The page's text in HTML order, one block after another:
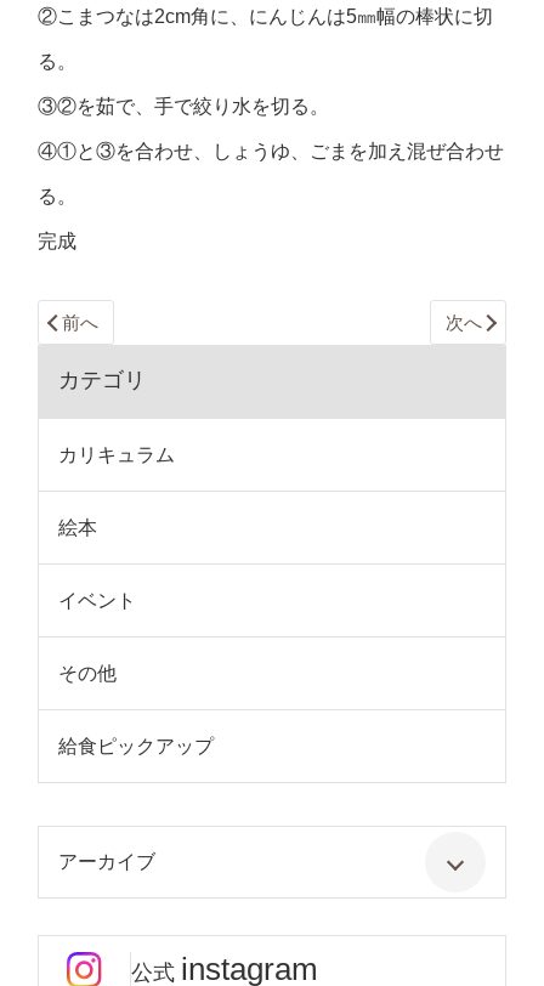
②こまつなは2cm角に、にんじんは5㎜幅の棒状に切
る。
③②を茹で、手で絞り水を切る。
④①と③を合わせ、しょうゆ、ごまを加え混ぜ合わせ
る。
完成
前へ 次へ
カテゴリ
カリキュラム
絵本
イベント
その他
給食ピックアップ
アーカイブ
公式 instagram